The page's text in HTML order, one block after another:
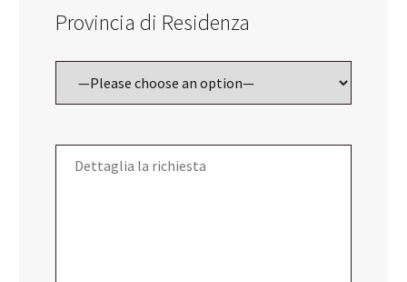
Provincia di Residenza